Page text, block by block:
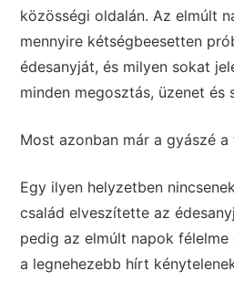
közösségi oldalán. Az elmúlt
mennyire kétségbeesetten
édesanyját, és milyen sokat
minden megosztás, üzenet és
Most azonban már a gyászé a
Egy ilyen helyzetben
család elveszítette az
pedig az elmúlt napok félelme
a legnehezebb hírt